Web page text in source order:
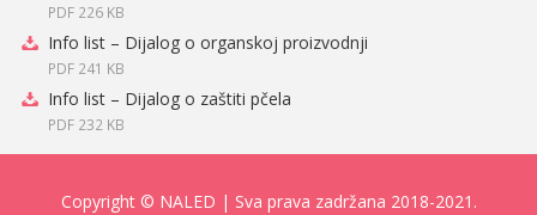
PDF 226 KB
Info list – Dijalog o organskoj proizvodnji
PDF 241 KB
Info list – Dijalog o zaštiti pčela
PDF 232 KB
Copyright © NALED | Sva prava zadržana 2018-2021.